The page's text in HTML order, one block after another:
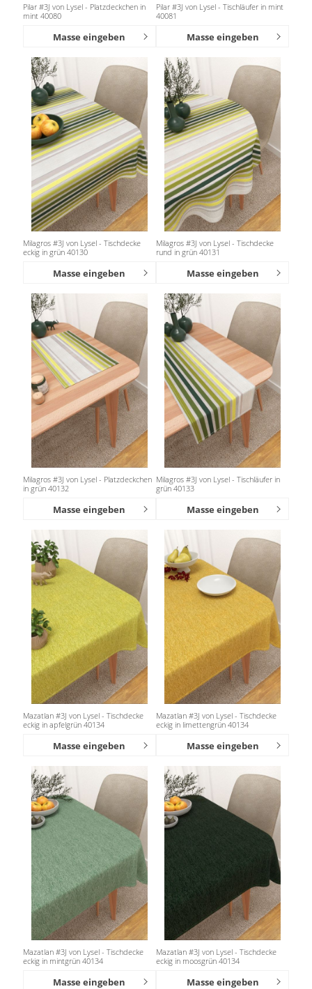
Pilar #3J von Lysel - Platzdeckchen in
mint 40080
Masse eingeben
Pilar #3J von Lysel - Tischläufer in mint
40081
Masse eingeben
Milagros #3J von Lysel - Tischdecke
eckig in grün 40130
Masse eingeben
Milagros #3J von Lysel - Tischdecke
rund in grün 40131
Masse eingeben
Milagros #3J von Lysel - Platzdeckchen
in grün 40132
Masse eingeben
Milagros #3J von Lysel - Tischläufer in
grün 40133
Masse eingeben
Mazatlan #3J von Lysel - Tischdecke
eckig in apfelgrün 40134
Masse eingeben
Mazatlan #3J von Lysel - Tischdecke
eckig in limettengrün 40134
Masse eingeben
Mazatlan #3J von Lysel - Tischdecke
eckig in mintgrün 40134
Masse eingeben
Mazatlan #3J von Lysel - Tischdecke
eckig in moosgrün 40134
Masse eingeben